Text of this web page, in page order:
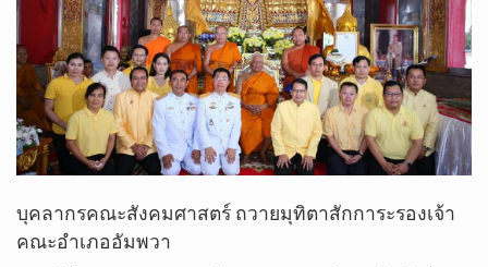
บุคลากร​คณะสังคม​ศาสตร์​ ถวายมุทิตาสักการะ​รองเจ้า
คณะอำเภออัมพวา